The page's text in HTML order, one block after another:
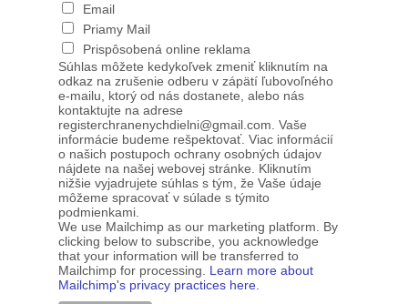
Email
Priamy Mail
Prispôsobená online reklama
Súhlas môžete kedykoľvek zmeniť kliknutím na
odkaz na zrušenie odberu v zápätí ľubovoľného
e-mailu, ktorý od nás dostanete, alebo nás
kontaktujte na adrese
registerchranenychdielni@gmail.com. Vaše
informácie budeme rešpektovať. Viac informácií
o našich postupoch ochrany osobných údajov
nájdete na našej webovej stránke. Kliknutím
nižšie vyjadrujete súhlas s tým, že Vaše údaje
môžeme spracovať v súlade s týmito
podmienkami.
We use Mailchimp as our marketing platform. By
clicking below to subscribe, you acknowledge
that your information will be transferred to
Mailchimp for processing. Learn more about
Mailchimp's privacy practices here.